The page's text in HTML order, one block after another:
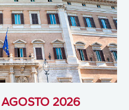
2026